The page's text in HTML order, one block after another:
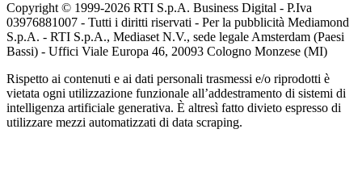
Copyright © 1999-2026 RTI S.p.A. Business Digital - P.Iva
03976881007 - Tutti i diritti riservati - Per la pubblicità Mediamond
S.p.A. - RTI S.p.A., Mediaset N.V., sede legale Amsterdam (Paesi
Bassi) - Uffici Viale Europa 46, 20093 Cologno Monzese (MI)
Rispetto ai contenuti e ai dati personali trasmessi e/o riprodotti è
vietata ogni utilizzazione funzionale all’addestramento di sistemi di
intelligenza artificiale generativa. È altresì fatto divieto espresso di
utilizzare mezzi automatizzati di data scraping.